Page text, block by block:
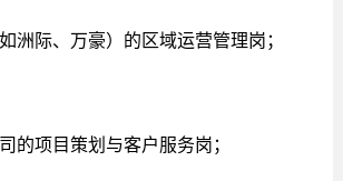
洲际、万豪）的区域运营管理岗；
的项目策划与客户服务岗；